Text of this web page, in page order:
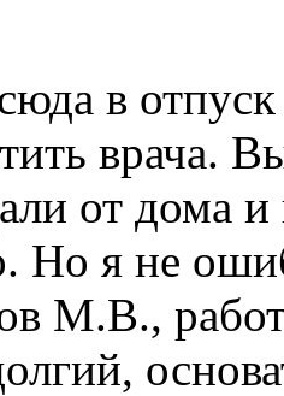
в
врача.
от дома
Но я не
М.В.,